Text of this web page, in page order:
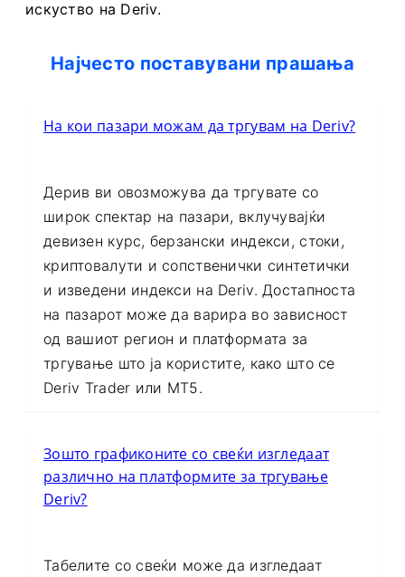
тргување и да го максимизирате вашето
Дерив ви овозможува да тргувате со
широк спектар на пазари, вклучувајќи
девизен курс, берзански индекси, стоки,
криптовалути и сопственички синтетички
и изведени индекси на Deriv. Достапноста
на пазарот може да варира во зависност
од вашиот регион и платформата за
тргување што ја користите, како што се
Зошто графиконите со свеќи изгледаат
различно на платформите за тргување